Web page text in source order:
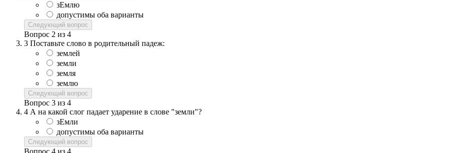
зЕмлю
допустимы оба варианты
Следующий вопрос
Вопрос 2 из 4
3 Поставьте слово в родительный падеж:
землей
земли
земля
землю
Следующий вопрос
Вопрос 3 из 4
4 А на какой слог падает ударение в слове "земли"?
зЕмли
допустимы оба варианты
Следующий вопрос